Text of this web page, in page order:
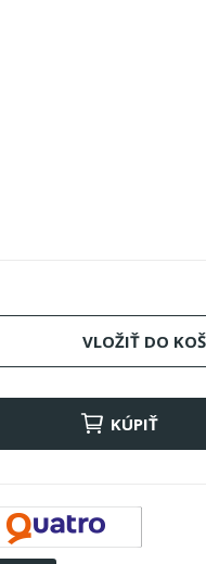
VLOŽIŤ DO
KÚPIŤ